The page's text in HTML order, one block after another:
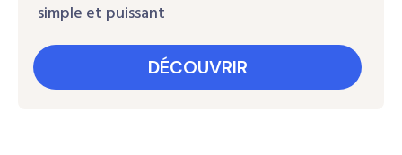
simple et puissant
DÉCOUVRIR